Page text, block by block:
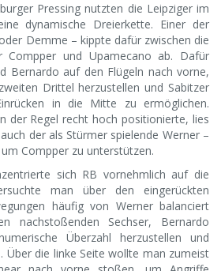
Pressing nutzten die Leipziger im
dynamische Dreierkette. Einer der
Demme – kippte dafür zwischen die
Compper und Upamecano ab. Dafür
Bernardo auf den Flügeln nach vorne,
Drittel herzustellen und Sabitzer
in die Mitte zu ermöglichen.
der Regel recht hoch positionierte, lies
der als Stürmer spielende Werner –
Compper zu unterstützen.
sich RB vornehmlich auf die
man über den eingerückten
häufig von Werner balanciert
nachstoßenden Sechser, Bernardo
Überzahl herzustellen und
Über die linke Seite wollte man zumeist